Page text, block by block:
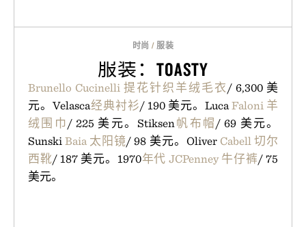
时尚 /服装
服装：TOASTY
Brunello Cucinelli 提花针织羊绒毛衣/ 6,300 美
元。Velasca经典衬衫/ 190 美元。LucaFaloni 羊
绒围巾/ 225 美元。Stiksen帆布帽/ 69 美元。
SunskiBaia 太阳镜/ 98 美元。Oliver Cabell 切尔
西靴/ 187 美元。1970年代 JCPenney 牛仔裤/ 75
美元。